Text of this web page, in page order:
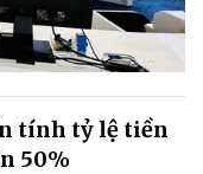
tính tỷ lệ tiền
50%